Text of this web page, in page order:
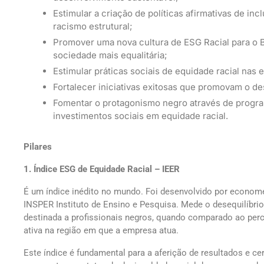
Estimular a criação de políticas afirmativas de
racismo estrutural;
Promover uma nova cultura de ESG Racial para
sociedade mais equalitária;
Estimular práticas sociais de equidade racial nas
Fortalecer iniciativas exitosas que promovam o
Fomentar o protagonismo negro através de
investimentos sociais em equidade racial.
Pilares
1. Índice ESG de Equidade Racial – IEER
É um índice inédito no mundo. Foi desenvolvido por
INSPER Instituto de Ensino e Pesquisa. Mede o
destinada a profissionais negros, quando comparado ao
ativa na região em que a empresa atua.
Este índice é fundamental para a aferição de resultados e